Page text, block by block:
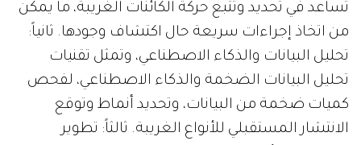
تساعد في تحديد وتتبع حركة الكائنات الغريبة، ما يمكن
من اتخاذ إجراءات سريعة حال اكتشاف وجودها. ثانياً:
تحليل البيانات والذكاء الاصطناعي، وتمثل تقنيات
تحليل البيانات الضخمة والذكاء الاصطناعي، لفحص
كميات ضخمة من البيانات، وتحديد أنماط وتوقع
الانتشار المستقبلي للأنواع الغريبة. ثالثاً: تطوير